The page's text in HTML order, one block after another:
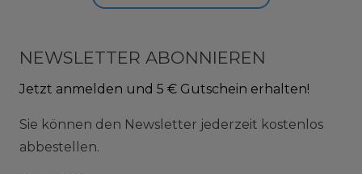
NEWSLETTER ABONNIEREN
Jetzt anmelden und 5 € Gutschein erhalten!
Sie können den Newsletter jederzeit kostenlos
abbestellen.